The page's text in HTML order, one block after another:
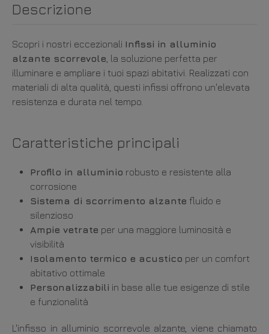
Descrizione
Scopri i nostri eccezionali Infissi in alluminio
alzante scorrevole , la soluzione perfetta per
illuminare e ampliare i tuoi spazi abitativi. Realizzati con
materiali di alta qualità, questi infissi offrono un'elevata
resistenza e durata nel tempo.
Caratteristiche principali
Profilo in alluminio robusto e resistente alla
corrosione
Sistema di scorrimento alzante fluido e
silenzioso
Ampie vetrate per una maggiore luminosità e
visibilità
Isolamento termico e acustico per un comfort
abitativo ottimale
Personalizzabili in base alle tue esigenze di stile
e funzionalità
L'infisso in alluminio scorrevole alzante, viene chiamato